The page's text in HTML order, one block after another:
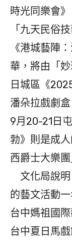
時光同樂會
「九天民俗
《港城藝陣
華，將由「
日城區《
潘朵拉戲劇
9月20-21日
勃》則是成
西爵士大樂
文化局說明
的藝文活動
台中媽祖國
台中夏日馬